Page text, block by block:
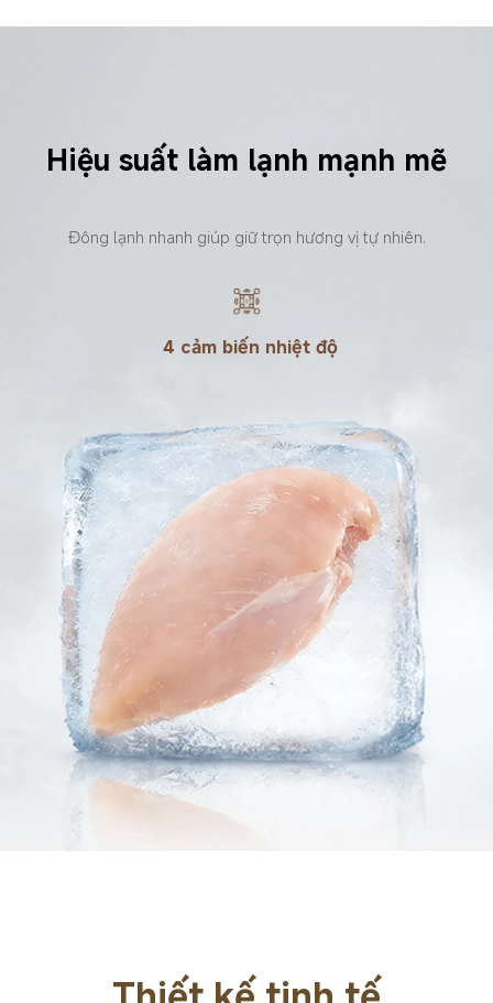
Hiệu suất làm lạnh mạnh mẽ
Đông lạnh nhanh giúp giữ trọn hương vị tự nhiên.
4 cảm biến nhiệt độ